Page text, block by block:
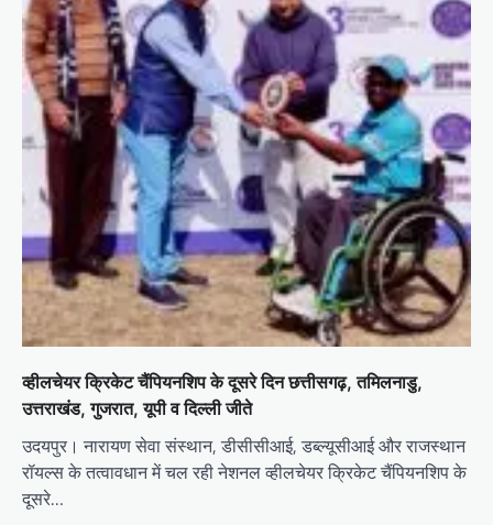
व्हीलचेयर क्रिकेट चैंपियनशिप के दूसरे दिन छत्तीसगढ़, तमिलनाडु,
उत्तराखंड, गुजरात, यूपी व दिल्ली जीते
उदयपुर। नारायण सेवा संस्थान, डीसीसीआई, डब्ल्यूसीआई और राजस्थान
रॉयल्स के तत्वावधान में चल रही नेशनल व्हीलचेयर क्रिकेट चैंपियनशिप के
दूसरे…